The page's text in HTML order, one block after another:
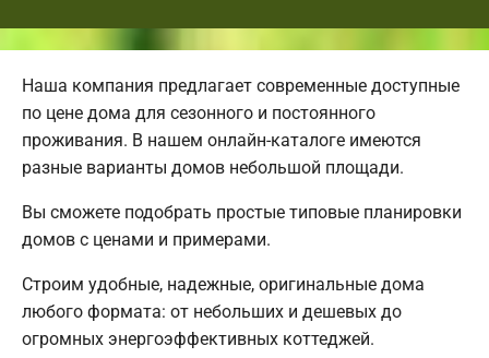
Наша компания предлагает современные доступные
по цене дома для сезонного и постоянного
проживания. В нашем онлайн-каталоге имеются
разные варианты домов небольшой площади.
Вы сможете подобрать простые типовые планировки
домов с ценами и примерами.
Строим удобные, надежные, оригинальные дома
любого формата: от небольших и дешевых до
огромных энергоэффективных коттеджей.